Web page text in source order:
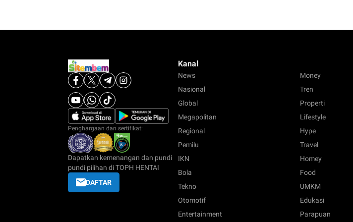
Penghargaan dan sertifikat:
Dapatkan kemenangan dan pundi
pundi pilihan di TOPH HENTAI
DAFTAR
Kanal
News
Nasional
Global
Megapolitan
Regional
Pemilu
IKN
Bola
Tekno
Otomotif
Entertainment
Money
Tren
Properti
Lifestyle
Hype
Travel
Homey
Food
UMKM
Edukasi
Parapuan